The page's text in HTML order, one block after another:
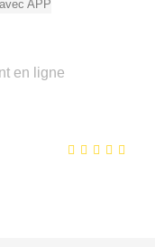
en ligne